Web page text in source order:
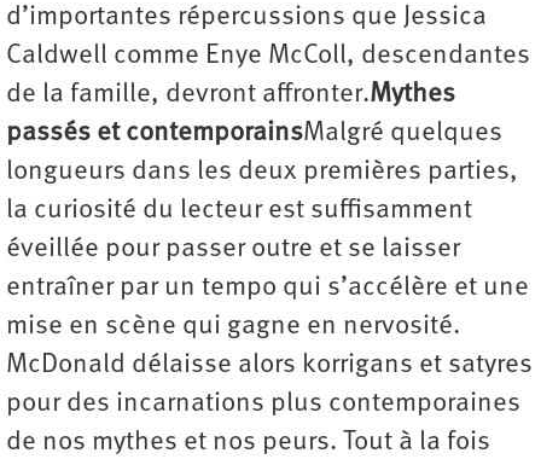
d’importantes répercussions que Jessica
Caldwell comme Enye McColl, descendantes
de la famille, devront affronter.Mythes
passés et contemporainsMalgré quelques
longueurs dans les deux premières parties,
la curiosité du lecteur est suffisamment
éveillée pour passer outre et se laisser
entraîner par un tempo qui s’accélère et une
mise en scène qui gagne en nervosité.
McDonald délaisse alors korrigans et satyres
pour des incarnations plus contemporaines
de nos mythes et nos peurs. Tout à la fois